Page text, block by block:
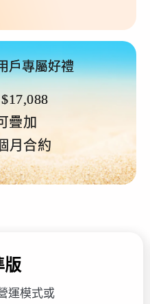
戶專屬好禮
疊加
月合約
版
運模式或